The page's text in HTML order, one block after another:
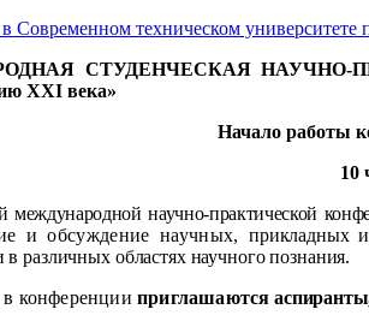
СТУДЕНЧЕСКАЯ НАУЧНО-
XXI века»
Начало работы
10
международной научно-практической
и обсуждение научных,прикладных
различных областях научного познания.
в конференции приглашаются